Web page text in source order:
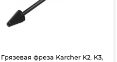
Грязевая фреза Karcher K2, K3,